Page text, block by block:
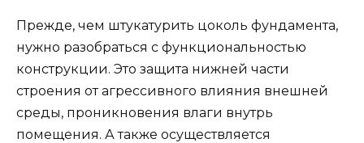
Прежде, чем штукатурить цоколь фундамента,
нужно разобраться с функциональностью
конструкции. Это защита нижней части
строения от агрессивного влияния внешней
среды, проникновения влаги внутрь
помещения. А также осуществляется